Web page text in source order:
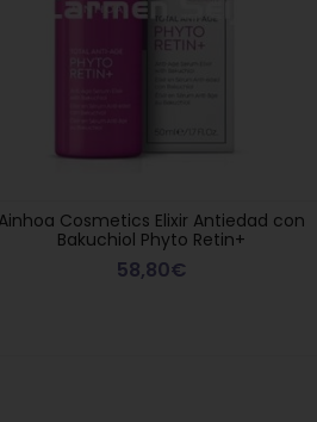
Ainhoa Cosmetics Elixir Antiedad con
Bakuchiol Phyto Retin+
58,80€